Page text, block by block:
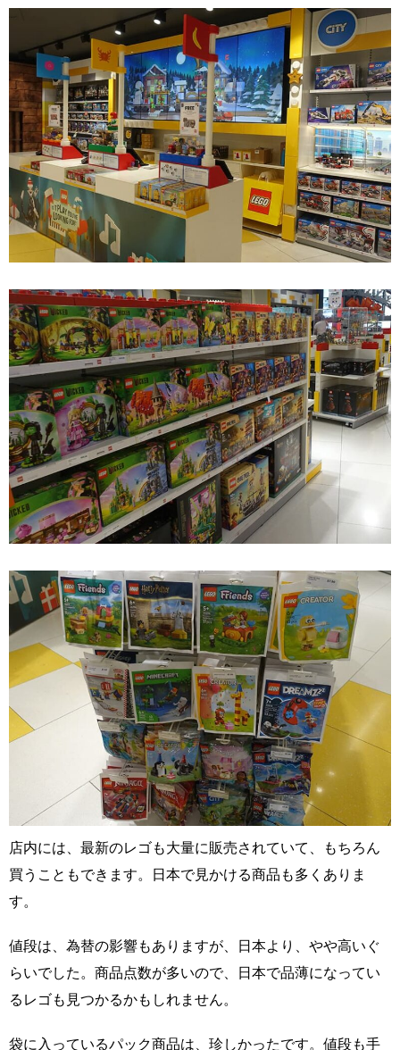
店内には、最新のレゴも大量に販売されていて、もちろん
買うこともできます。日本で見かける商品も多くありま
す。
値段は、為替の影響もありますが、日本より、やや高いぐ
らいでした。商品点数が多いので、日本で品薄になってい
るレゴも見つかるかもしれません。
袋に入っているパック商品は、珍しかったです。値段も手